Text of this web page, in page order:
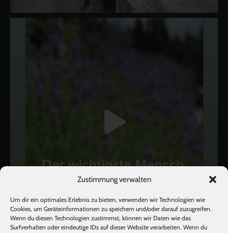
Zustimmung verwalten
Um dir ein optimales Erlebnis zu bieten, verwenden wir Technologien wie
Cookies, um Geräteinformationen zu speichern und/oder darauf zuzugreifen.
Wenn du diesen Technologien zustimmst, können wir Daten wie das
Surfverhalten oder eindeutige IDs auf dieser Website verarbeiten. Wenn du